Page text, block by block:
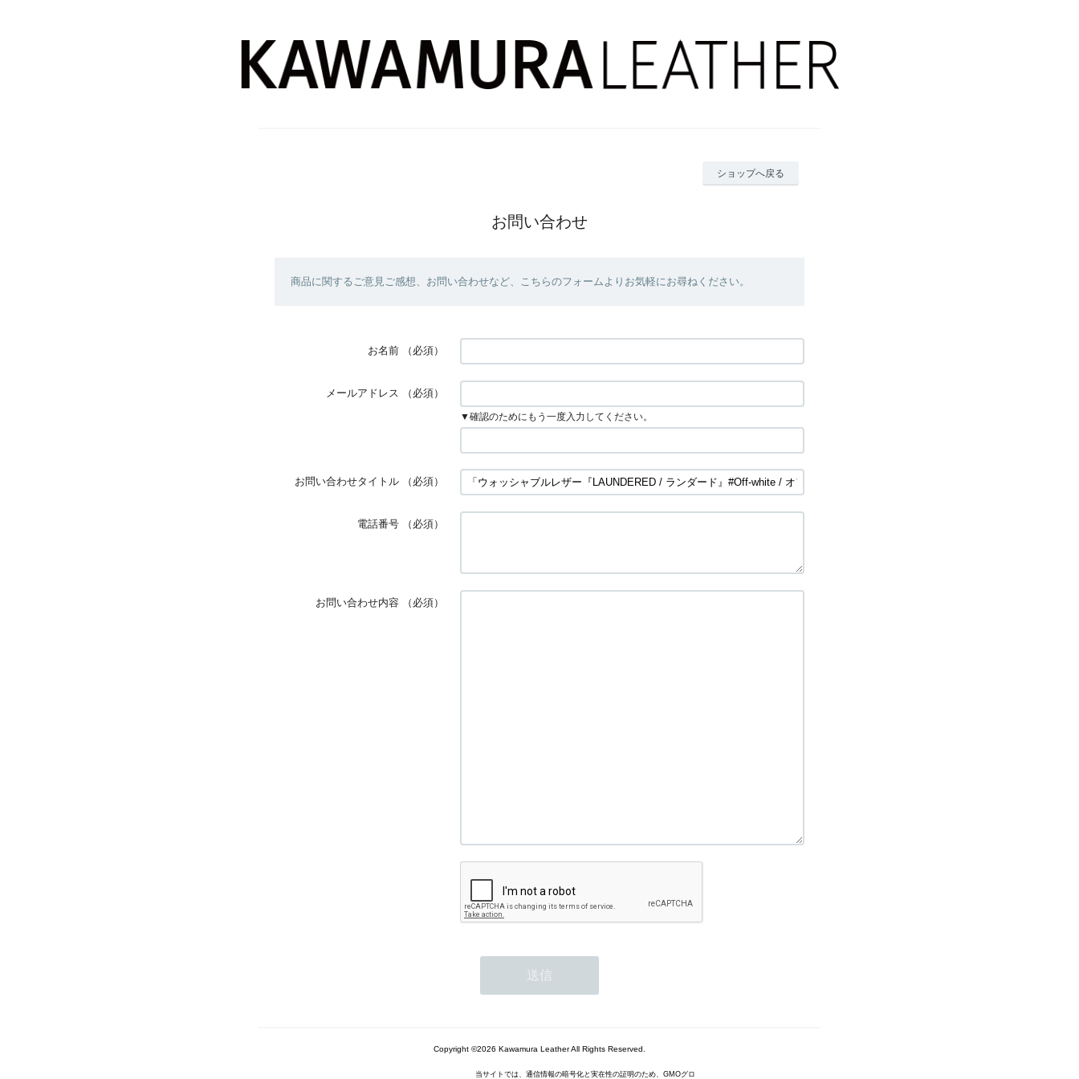
ショップへ戻る
お問い合わせ
商品に関するご意見ご感想、お問い合わせなど、こちらのフォームよりお気軽にお尋ねください。
お名前 （必須）
メールアドレス （必須）
▼確認のためにもう一度入力してください。
お問い合わせタイトル （必須）
電話番号 （必須）
お問い合わせ内容 （必須）
Copyright ©2026 Kawamura Leather All Rights Reserved.
当サイトでは、通信情報の暗号化と実在性の証明のため、GMOグロ